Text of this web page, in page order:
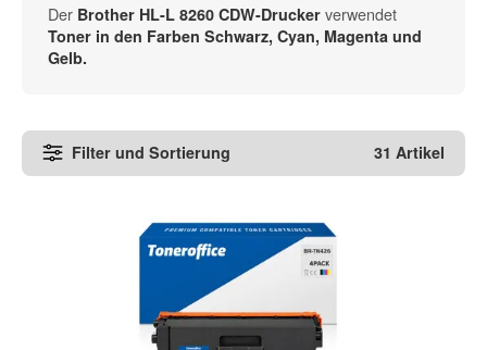
Der Brother HL-L 8260 CDW-Drucker verwendet
Toner in den Farben Schwarz, Cyan, Magenta und
Gelb.
Filter und Sortierung 31 Artikel